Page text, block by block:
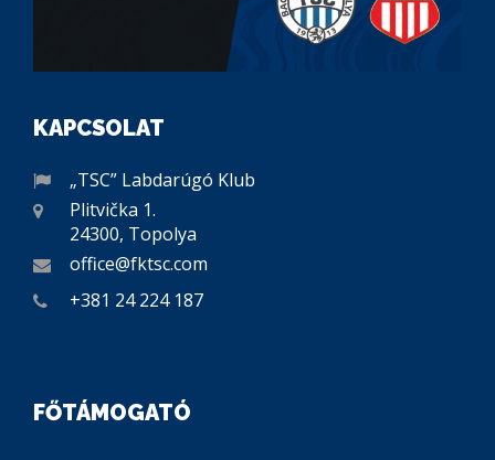
KAPCSOLAT
„TSC” Labdarúgó Klub
Plitvička 1.
24300, Topolya
office@fktsc.com
+381 24 224 187
FŐTÁMOGATÓ